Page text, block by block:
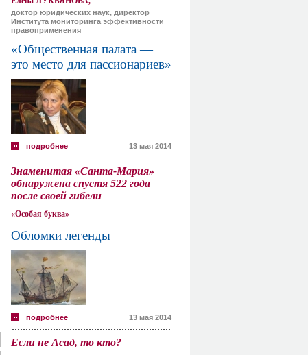
доктор юридических наук, директор
Института мониторинга эффективности
правоприменения
«Общественная палата —
это место для пассионариев»
подробнее 13 мая 2014
Знаменитая «Санта-Мария»
обнаружена спустя 522 года
после своей гибели
«Особая буква»
Обломки легенды
подробнее 13 мая 2014
Если не Асад, то кто?